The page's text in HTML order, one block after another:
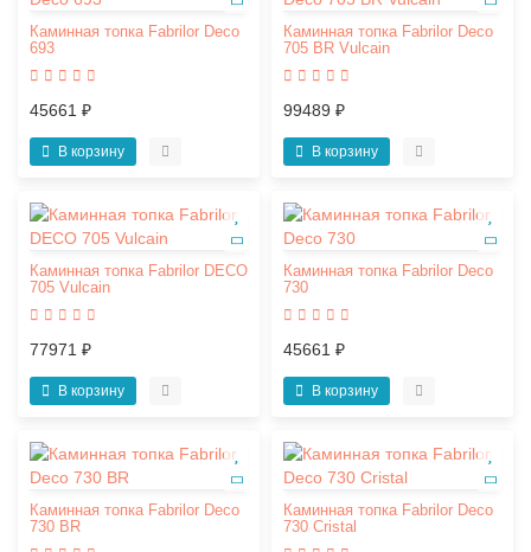
Каминная топка Fabrilor Deco
693
45661 ₽
В корзину
Каминная топка Fabrilor Deco
705 BR Vulcain
99489 ₽
В корзину
Каминная топка Fabrilor DECO
705 Vulcain
77971 ₽
В корзину
Каминная топка Fabrilor Deco
730
45661 ₽
В корзину
Каминная топка Fabrilor Deco
730 BR
Каминная топка Fabrilor Deco
730 Cristal